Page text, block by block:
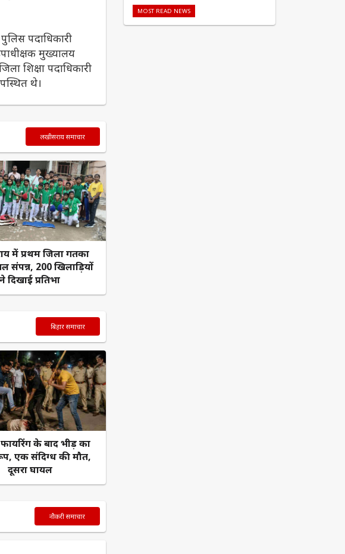
पदाधिकारी
मुख्यालय
शिक्षा पदाधिकारी
थे।
लखीसराय समाचार
में प्रथम जिला गतका
संपन्न, 200 खिलाड़ियों
ने दिखाई प्रतिभा
बिहार समाचार
के बाद भीड़ का
एक संदिग्ध की मौत,
दूसरा घायल
नौकरी समाचार
MOST READ NEWS